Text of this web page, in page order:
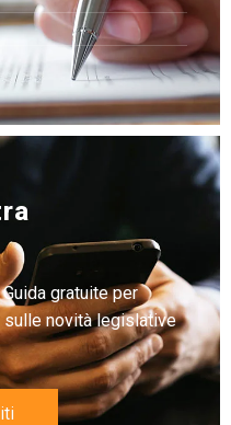
gratuite per
sulle novità legislative